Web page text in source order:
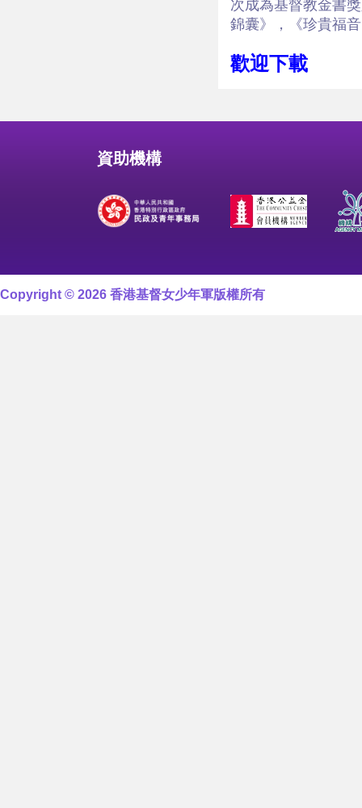
次成為基督教金書
錦囊》，《珍貴福
歡迎下載
資助機構
Copyright © 2026 香港基督女少年軍版權所有